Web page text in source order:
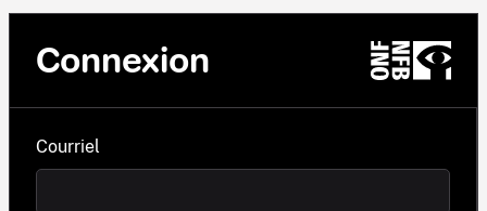
Connexion
Courriel